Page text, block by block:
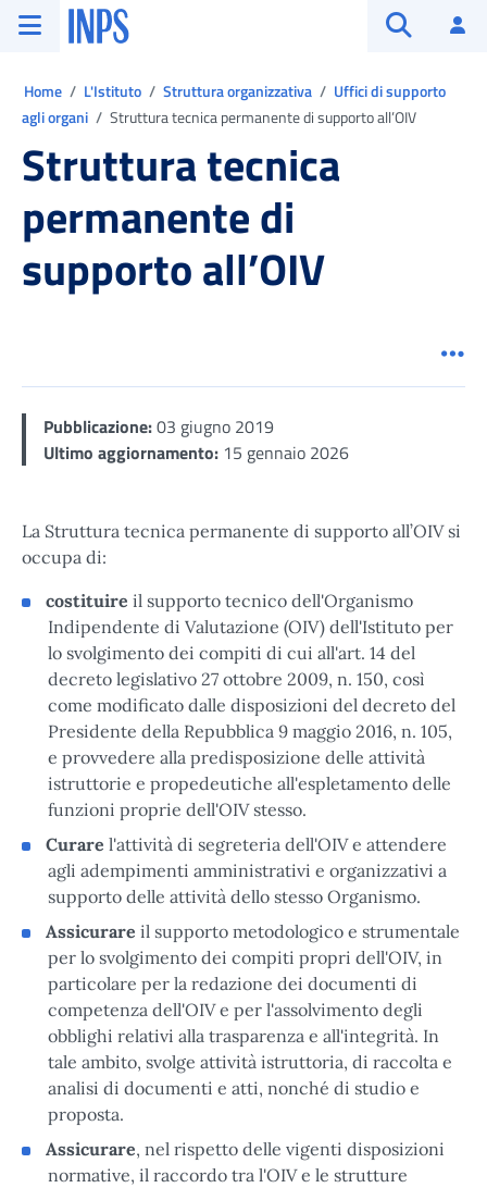
Vai al menu principale
Vai al contenuto principale
Vai al pie' di pagina
INPS ()
Home L'Istituto Struttura organizzativa
Uffici di supporto
agli organi
Struttura tecnica permanente di supporto all’OIV
Struttura tecnica
permanente di
supporto all’OIV
Pubblicazione:03 giugno 2019
Ultimo aggiornamento: 15 gennaio 2026
La Struttura tecnica permanente di supporto all’OIV si
occupa di:
costituire il supporto tecnico dell'Organismo
Indipendente di Valutazione (OIV) dell'Istituto per
lo svolgimento dei compiti di cui all'art. 14 del
decreto legislativo 27 ottobre 2009, n. 150, così
come modificato dalle disposizioni del decreto del
Presidente della Repubblica 9 maggio 2016, n. 105,
e provvedere alla predisposizione delle attività
istruttorie e propedeutiche all'espletamento delle
funzioni proprie dell'OIV stesso.
Curare l'attività di segreteria dell'OIV e attendere
agli adempimenti amministrativi e organizzativi a
supporto delle attività dello stesso Organismo.
Assicurare il supporto metodologico e strumentale
per lo svolgimento dei compiti propri dell'OIV, in
particolare per la redazione dei documenti di
competenza dell'OIV e per l'assolvimento degli
obblighi relativi alla trasparenza e all'integrità. In
tale ambito, svolge attività istruttoria, di raccolta e
analisi di documenti e atti, nonché di studio e
proposta.
Assicurare, nel rispetto delle vigenti disposizioni
normative, il raccordo tra l'OIV e le strutture